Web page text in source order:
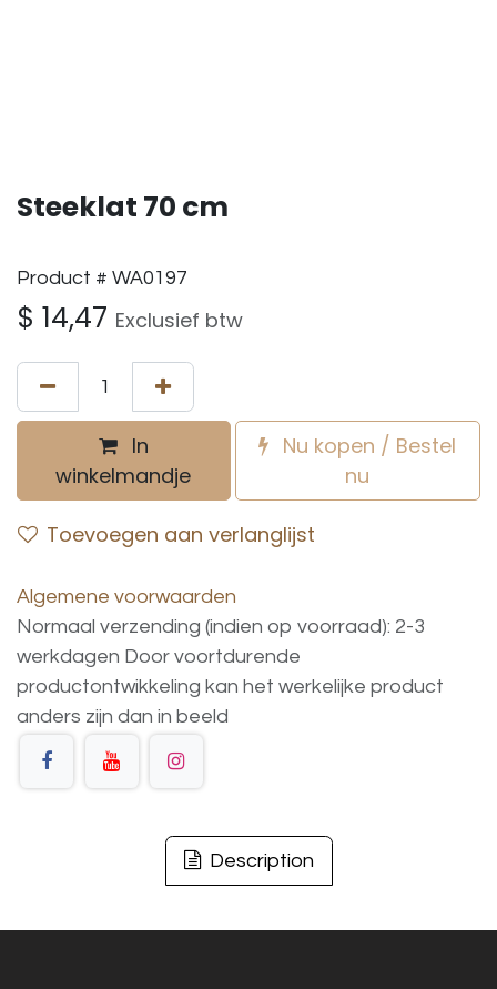
Steeklat 70 cm
Product # WA0197
$ 14,47 Exclusief btw
In
winkelmandje
Nu kopen / Bestel
nu
Toevoegen aan verlanglijst
Algemene voorwaarden
Normaal verzending (indien op voorraad): 2-3
werkdagen Door voortdurende
productontwikkeling kan het werkelijke product
anders zijn dan in beeld
Description